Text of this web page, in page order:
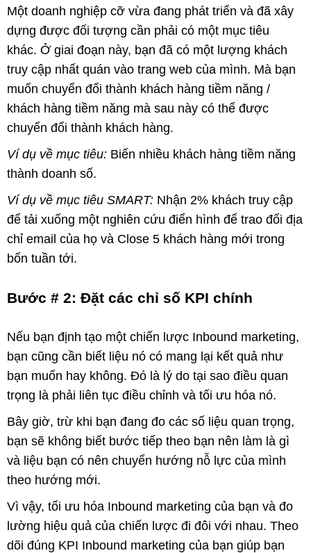
Một doanh nghiệp cỡ vừa đang phát triển và đã xây
dựng được đối tượng cần phải có một mục tiêu
khác. Ở giai đoạn này, bạn đã có một lượng khách
truy cập nhất quán vào trang web của mình. Mà bạn
muốn chuyển đổi thành khách hàng tiềm năng /
khách hàng tiềm năng mà sau này có thể được
chuyển đổi thành khách hàng.
Ví dụ về mục tiêu: Biến nhiều khách hàng tiềm năng
thành doanh số.
Ví dụ về mục tiêu SMART: Nhận 2% khách truy cập
để tải xuống một nghiên cứu điển hình để trao đổi địa
chỉ email của họ và Close 5 khách hàng mới trong
bốn tuần tới.
Bước # 2: Đặt các chỉ số KPI chính
Nếu bạn định tạo một chiến lược Inbound marketing,
bạn cũng cần biết liệu nó có mang lại kết quả như
bạn muốn hay không. Đó là lý do tại sao điều quan
trọng là phải liên tục điều chỉnh và tối ưu hóa nó.
Bây giờ, trừ khi bạn đang đo các số liệu quan trọng,
bạn sẽ không biết bước tiếp theo bạn nên làm là gì
và liệu bạn có nên chuyển hướng nỗ lực của mình
theo hướng mới.
Vì vậy, tối ưu hóa Inbound marketing của bạn và đo
lường hiệu quả của chiến lược đi đôi với nhau. Theo
dõi đúng KPI Inbound marketing của bạn giúp bạn